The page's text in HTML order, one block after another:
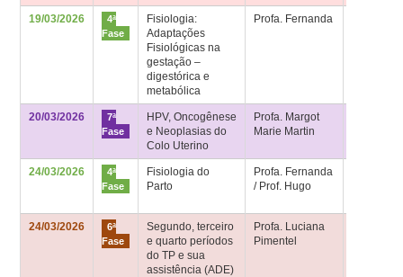
19/03/2026
4ª
Fase
Fisiologia:
Adaptações
Fisiológicas na
gestação –
digestórica e
metabólica
Profa. Fernanda
20/03/2026
7ª
Fase
HPV, Oncogênese
e Neoplasias do
Colo Uterino
Profa. Margot
Marie Martin
24/03/2026
4ª
Fase
Fisiologia do
Parto
Profa. Fernanda
/ Prof. Hugo
24/03/2026
6ª
Fase
Segundo, terceiro
e quarto períodos
do TP e sua
assistência (ADE)
Profa. Luciana
Pimentel